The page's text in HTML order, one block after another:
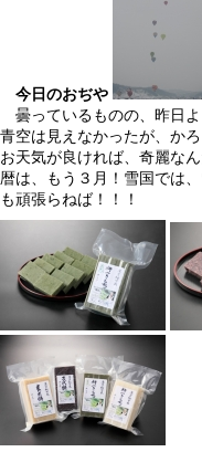
今日のおぢや
曇っているものの、昨日
青空は見えなかったが、か
お天気が良ければ、奇麗な
暦は、もう３月！雪国では
も頑張らねば！！！